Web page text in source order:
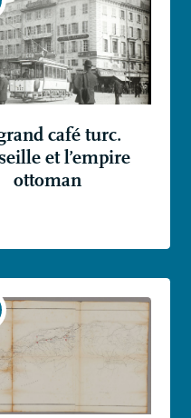
café turc.
et l’empire
ottoman